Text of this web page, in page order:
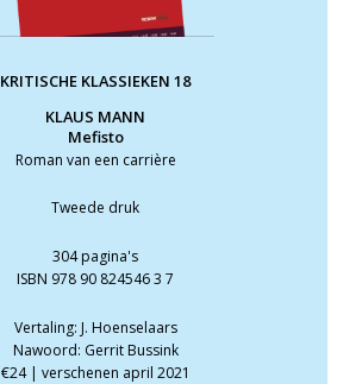
KRITISCHE KLASSIEKEN 18
KLAUS MANN
Mefisto
Roman van een carrière
Tweede druk
304 pagina's
ISBN 978 90 824546 3 7
Vertaling: J. Hoenselaars
Nawoord: Gerrit Bussink
€24 | verschenen april 2021